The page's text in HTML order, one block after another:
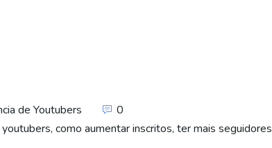
de Youtubers
0
, como aumentar inscritos, ter mais seguidores